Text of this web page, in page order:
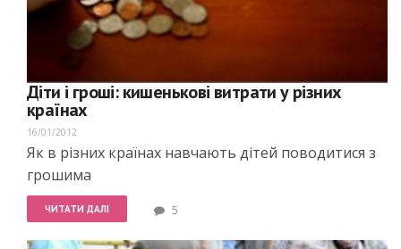
Діти і гроші: кишенькові витрати у різних
країнах
16/01/2012
Як в різних країнах навчають дітей поводитися з
грошима
ЧИТАТИ ДАЛІ 5